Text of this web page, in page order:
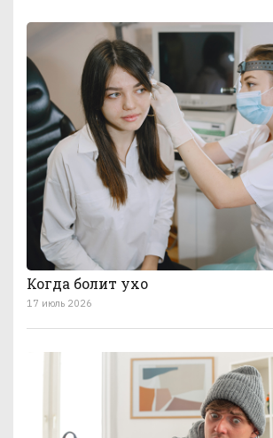
Когда болит ухо
17 июль 2026